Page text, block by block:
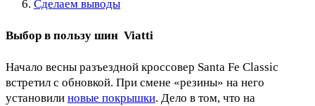
Сделаем выводы
Выбор в пользу шин Viatti
Начало весны разъездной кроссовер Santa Fe Classic
встретил с обновкой. При смене «резины» на него
установили новые покрышки. Дело в том, что на